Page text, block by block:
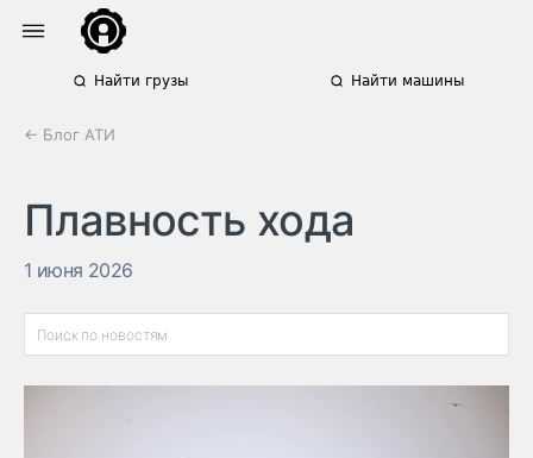
Найти грузы Найти машины
← Блог АТИ
Плавность хода
1 июня 2026